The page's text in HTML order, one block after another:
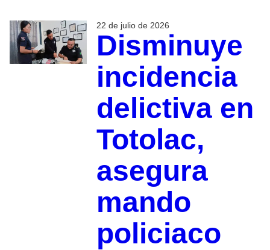
22 de julio de 2026
Disminuye
incidencia
delictiva en
Totolac,
asegura
mando
policiaco